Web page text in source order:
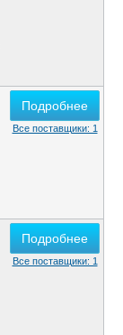
Подробнее
Все поставщики: 1
Подробнее
Все поставщики: 1